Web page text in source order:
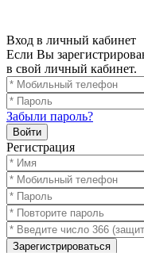
Вход в личный кабинет
Если Вы
в свой личный кабинет.
Забыли пароль?
Войти
Регистрация
Зарегистрироваться